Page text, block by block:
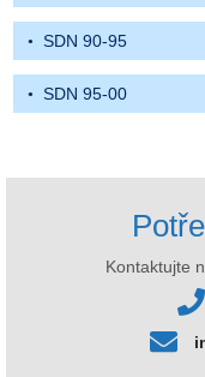
SDN 90-95
SDN 95-00
Kontaktujte